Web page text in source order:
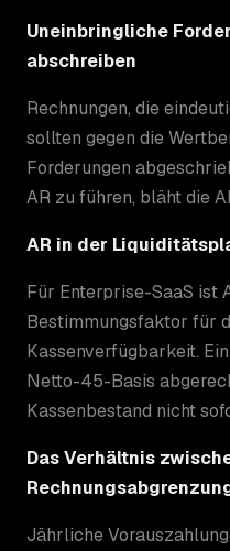
Uneinbringliche
abschreiben
Rechnungen, die
sollten gegen die
Forderungen
AR zu führen, bläht die
AR in der
Für Enterprise-SaaS ist
Bestimmungsfaktor für
Kassenverfügbarkeit.
Netto-45-Basis
Kassenbestand nicht
Das Verhältnis
Jährliche